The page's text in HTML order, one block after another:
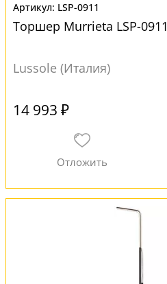
LSP-0911
Торшер Murrieta LSP-0911
Lussole (Италия)
14 993 ₽